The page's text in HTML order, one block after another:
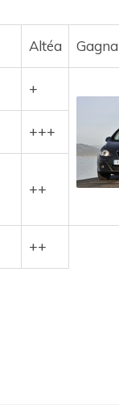
Altéa
+
+++
++
++